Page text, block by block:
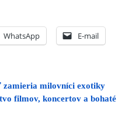
WhatsApp E-mail
zamieria milovníci exotiky
filmov, koncertov a bohaté